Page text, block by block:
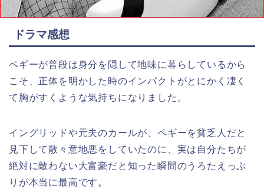
ドラマ感想
ペギーが普段は身分を隠して地味に暮らしているから
こそ、正体を明かした時のインパクトがとにかく凄く
て胸がすくような気持ちになりました。
イングリッドや元夫のカールが、ペギーを貧乏人だと
見下して散々意地悪をしていたのに、実は自分たちが
絶対に敵わない大富豪だと知った瞬間のうろたえっぷ
りが本当に最高です。